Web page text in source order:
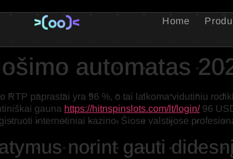
Home
automatas
RTP paprastai yra 96 ​​%, o tai laikoma vidutiniu
gauna https://hitnspinslots.com/lt/login/96
internetiniai kazino. Šiose valstijose
norint gauti